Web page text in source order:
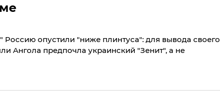
опустили "ниже плинтуса": для вывода своего
Ангола предпочла украинский "Зенит", а не